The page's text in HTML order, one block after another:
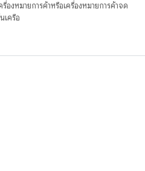
องหมายการค้าหรือเครื่องหมายการค้าจด
เครือ